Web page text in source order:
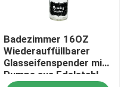
Badezimmer 16OZ
Wiederauffüllbarer
Glasseifenspender mit
Pumpe aus Edelstahl